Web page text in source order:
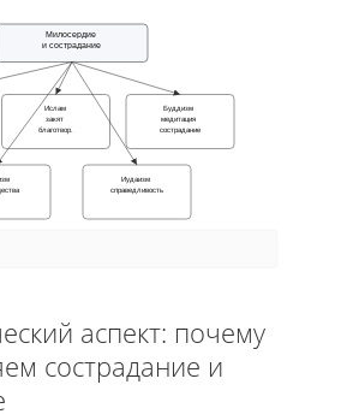
Милосердие
и сострадание
Ислам
закят
благотвор.
Буддизм
медитация
сострадание
Иудаизм
справедливость
аспект: почему
сострадание и